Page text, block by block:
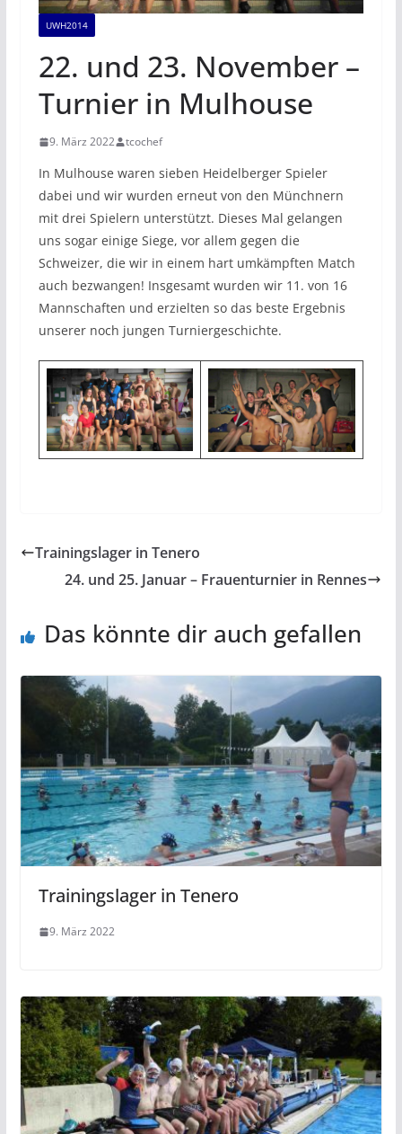
UWH2014
22. und 23. November –
Turnier in Mulhouse
9. März 2022 tcochef
In Mulhouse waren sieben Heidelberger Spieler
dabei und wir wurden erneut von den Münchnern
mit drei Spielern unterstützt. Dieses Mal gelangen
uns sogar einige Siege, vor allem gegen die
Schweizer, die wir in einem hart umkämpften Match
auch bezwangen! Insgesamt wurden wir 11. von 16
Mannschaften und erzielten so das beste Ergebnis
unserer noch jungen Turniergeschichte.
Trainingslager in Tenero
24. und 25. Januar – Frauenturnier in Rennes
Das könnte dir auch gefallen
Trainingslager in Tenero
9. März 2022